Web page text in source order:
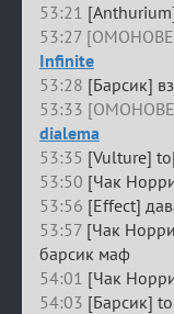
53:21
53:27
Infinite
53:28 [Барсик]
53:33
dialema
53:35 [Vulture]
53:50 [Чак
53:56 [Effect]
53:57 [Чак
барсик маф
54:01 [Чак
54:03 [Барсик]